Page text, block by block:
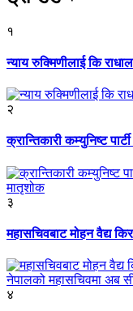
१
न्याय रुक्मिणीलाई कि
२
क्रान्तिकारी कम्युनिष्ट
३
महासचिवबाट मोहन वैद्य
४